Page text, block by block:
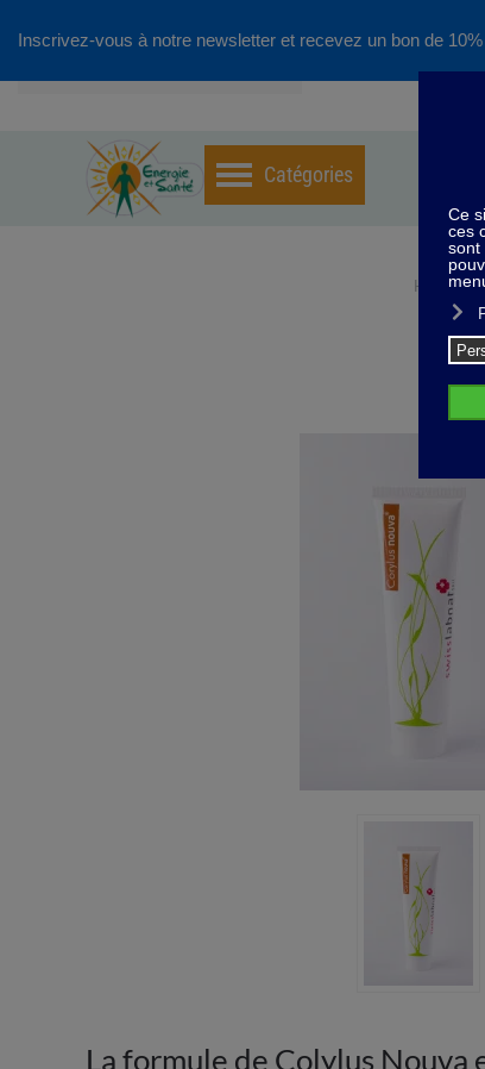
Inscrivez-vous à notre newsletter et recevez un bon de
Home
La formule de Colylus Nouva